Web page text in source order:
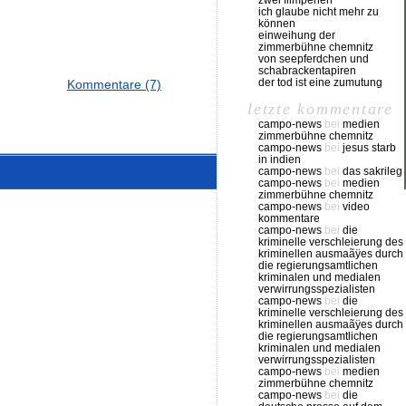
Kommentare (7)
ich glaube nicht mehr zu
können
einweihung der
zimmerbühne chemnitz
von seepferdchen und
schabrackentapiren
der tod ist eine zumutung
letzte kommentare
campo-news bei medien
zimmerbühne chemnitz
campo-news bei jesus starb
in indien
campo-news bei das sakrileg
campo-news bei medien
zimmerbühne chemnitz
campo-news bei video
kommentare
campo-news bei die
kriminelle verschleierung des
kriminellen ausmaãÿes durch
die regierungsamtlichen
kriminalen und medialen
verwirrungsspezialisten
campo-news bei die
kriminelle verschleierung des
kriminellen ausmaãÿes durch
die regierungsamtlichen
kriminalen und medialen
verwirrungsspezialisten
campo-news bei medien
zimmerbühne chemnitz
campo-news bei die